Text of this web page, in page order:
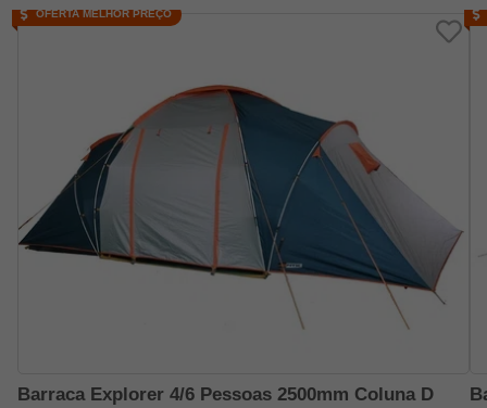
Barraca Explorer 4/6 Pessoas 2500mm Coluna D
OFERTA MELHOR PREÇO